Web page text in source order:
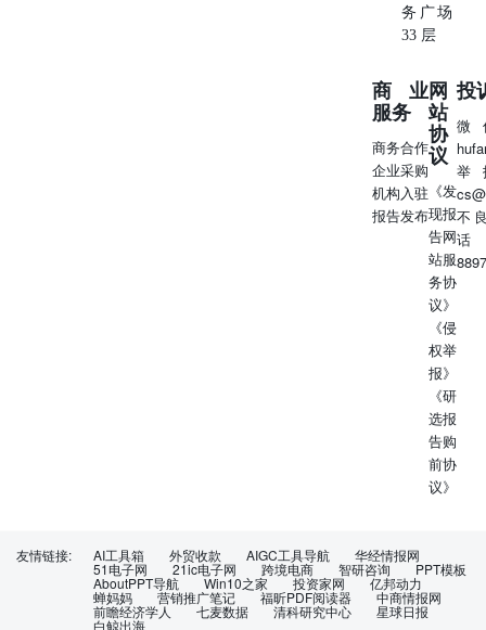
务广场
33 层
商业
服务
商务合作
企业采购
机构入驻
报告发布
网
站
协
议
《发
现报
告网
站服
务协
议》
《侵
权举
报》
《研
选报
告购
前协
议》
投
微
举
不
友情链接: AI工具箱 外贸收款 AIGC工具导航 华经情报网
51电子网 21ic电子网 跨境电商 智研咨询 PPT模板
AboutPPT导航 Win10之家 投资家网 亿邦动力
蝉妈妈 营销推广笔记 福昕PDF阅读器 中商情报网
前瞻经济学人 七麦数据 清科研究中心 星球日报
白鲸出海